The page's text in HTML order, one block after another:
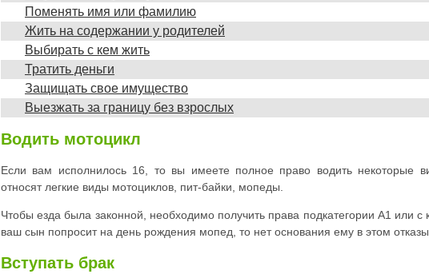
Поменять имя или фамилию
Жить на содержании у родителей
Выбирать с кем жить
Тратить деньги
Защищать свое имущество
Выезжать за границу без взрослых
Водить мотоцикл
Если вам исполнилось 16, то вы имеете полное право водить некоторые
относят легкие виды мотоциклов, пит-байки, мопеды.
Чтобы езда была законной, необходимо получить права подкатегории А1 или с
ваш сын попросит на день рождения мопед, то нет основания ему в этом
Вступать брак